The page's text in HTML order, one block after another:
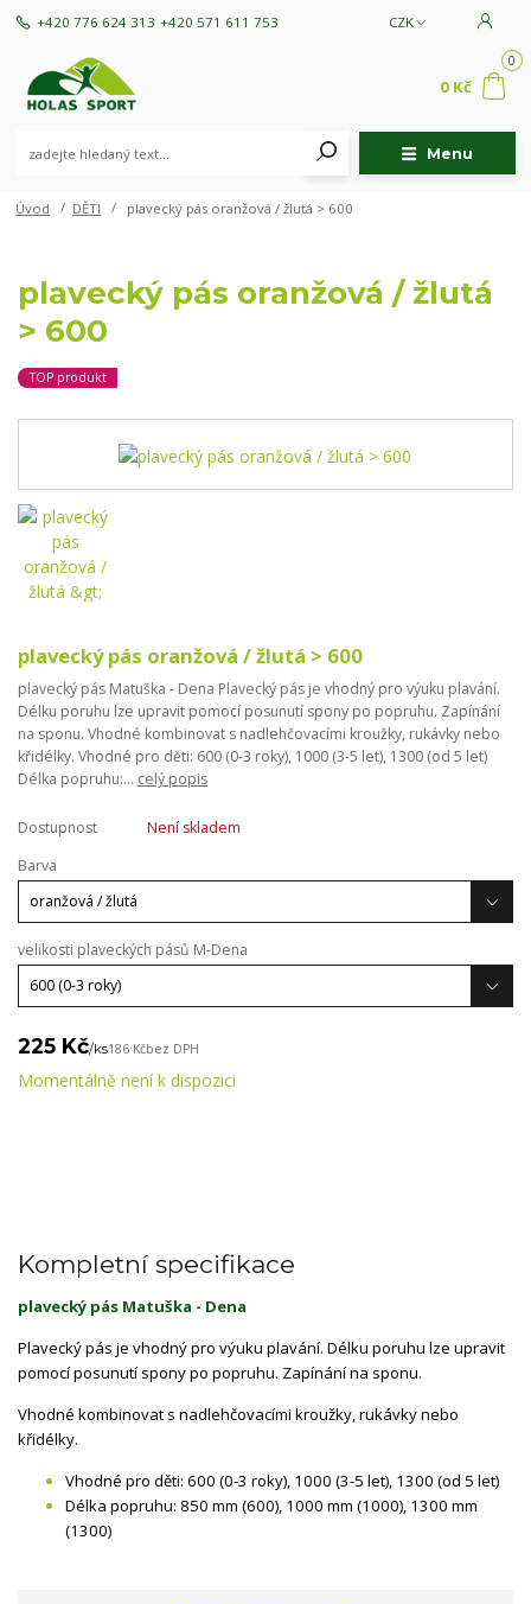
Menu
CZK
+420 776 624 313 +420 571 611 753
0
0 Kč
Úvod DĚTI plavecký pás oranžová / žlutá > 600
plavecký pás oranžová / žlutá
> 600
TOP produkt
plavecký pás oranžová / žlutá > 600
plavecký pás Matuška - Dena Plavecký pás je vhodný pro výuku plavání.
Délku poruhu lze upravit pomocí posunutí spony po popruhu. Zapínání
na sponu. Vhodné kombinovat s nadlehčovacími kroužky, rukávky nebo
křidélky. Vhodné pro děti: 600 (0-3 roky), 1000 (3-5 let), 1300 (od 5 let)
Délka popruhu:... celý popis
Dostupnost
Není skladem
Barva
velikosti plaveckých pásů M-Dena
225 Kč/ks186 Kčbez DPH
Momentálně není k dispozici
Kompletní specifikace
plavecký pás Matuška - Dena
Plavecký pás je vhodný pro výuku plavání. Délku poruhu lze upravit
pomocí posunutí spony po popruhu. Zapínání na sponu.
Vhodné kombinovat s nadlehčovacími kroužky, rukávky nebo
křidélky.
Vhodné pro děti: 600 (0-3 roky), 1000 (3-5 let), 1300 (od 5 let)
Délka popruhu: 850 mm (600), 1000 mm (1000), 1300 mm
(1300)